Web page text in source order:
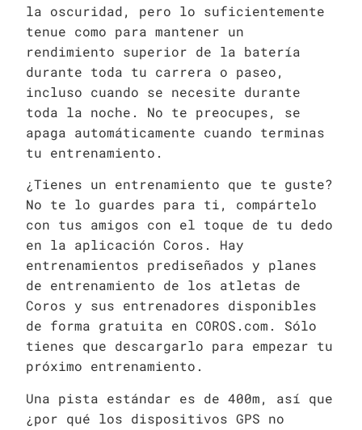
la oscuridad, pero lo suficientemente
tenue como para mantener un
rendimiento superior de la batería
durante toda tu carrera o paseo,
incluso cuando se necesite durante
toda la noche. No te preocupes, se
apaga automáticamente cuando terminas
tu entrenamiento.
¿Tienes un entrenamiento que te guste?
No te lo guardes para ti, compártelo
con tus amigos con el toque de tu dedo
en la aplicación Coros. Hay
entrenamientos prediseñados y planes
de entrenamiento de los atletas de
Coros y sus entrenadores disponibles
de forma gratuita en COROS.com. Sólo
tienes que descargarlo para empezar tu
próximo entrenamiento.
Una pista estándar es de 400m, así que
¿por qué los dispositivos GPS no